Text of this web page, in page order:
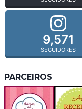
9,571
SEGUIDORES
PARCEIROS